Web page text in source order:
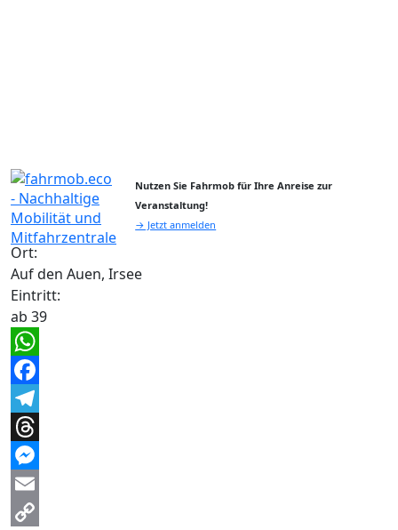
Nutzen Sie Fahrmob für Ihre Anreise zur
Veranstaltung!
→ Jetzt anmelden
Ort:
Auf den Auen, Irsee
Eintritt:
ab 39
WhatsApp
Facebook
Telegram
Threads
Messenger
Email